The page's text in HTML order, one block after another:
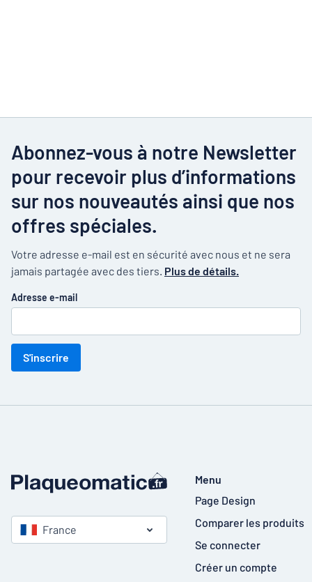
Abonnez-vous à notre Newsletter
pour recevoir plus d’informations
sur nos nouveautés ainsi que nos
offres spéciales.
Votre adresse e-mail est en sécurité avec nous et ne sera
jamais partagée avec des tiers. Plus de détails.
Adresse e-mail
S'inscrire
France
Menu
Page Design
Comparer les produits
Se connecter
Créer un compte